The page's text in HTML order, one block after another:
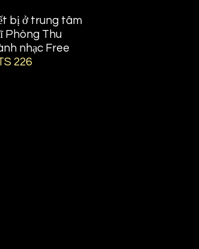
bị ở trung tâm
Phòng Thu
nhạc Free
226